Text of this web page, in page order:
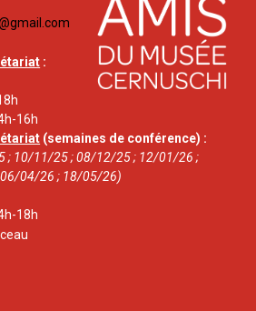
:
16h
(semaines de conférence) :
; 10/11/25 ; 08/12/25 ; 12/01/26 ;
04/26 ; 18/05/26)
18h